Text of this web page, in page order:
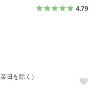
4.79
日を除く）